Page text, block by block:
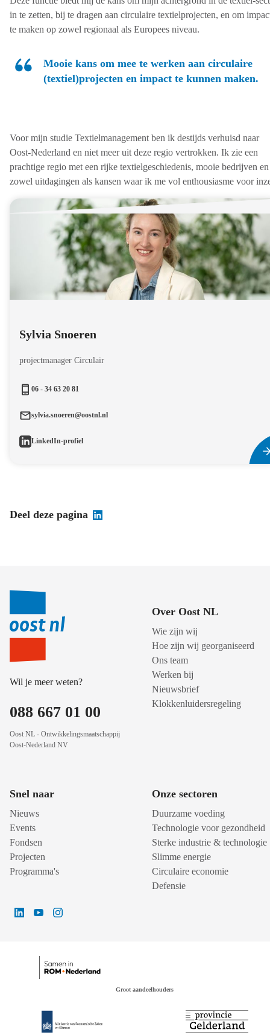
in te zetten, bij te dragen aan circulaire textielprojecten, en om
te maken op zowel regionaal als Europees niveau.
Mooie kans om mee te werken aan circulaire
(textiel)projecten en impact te kunnen maken.
Voor mijn studie Textielmanagement ben ik destijds verhuisd naar
Oost-Nederland en niet meer uit deze regio vertrokken. Ik zie een
prachtige regio met een rijke textielgeschiedenis, mooie bedrijven en
zowel uitdagingen als kansen waar ik me vol enthousiasme voor
Sylvia Snoeren
projectmanager Circulair
06 - 34 63 20 81
sylvia.snoeren@oostnl.nl
LinkedIn-profiel
Deel deze pagina
Wil je meer weten?
088 667 01 00
Oost NL - Ontwikkelingsmaatschappij
Oost-Nederland NV
Over Oost NL
Wie zijn wij
Hoe zijn wij georganiseerd
Ons team
Werken bij
Nieuwsbrief
Klokkenluidersregeling
Snel naar
Nieuws
Events
Fondsen
Projecten
Programma's
Onze sectoren
Duurzame voeding
Technologie voor gezondheid
Sterke industrie & technologie
Slimme energie
Circulaire economie
Defensie
Groot aandeelhouders